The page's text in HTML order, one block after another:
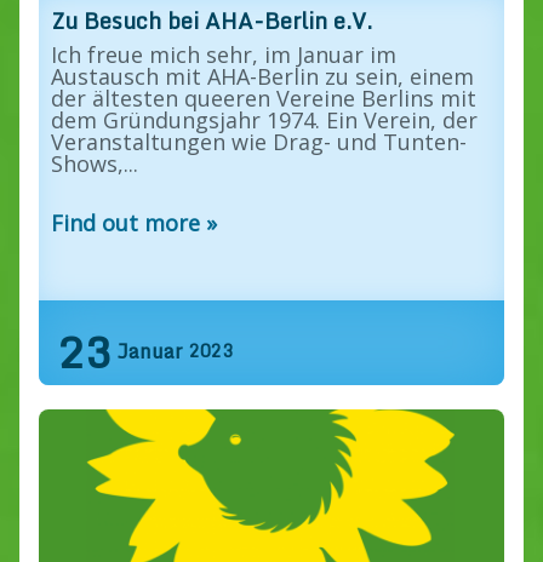
Zu Besuch bei AHA-Berlin e.V.
Ich freue mich sehr, im Januar im
Austausch mit AHA-Berlin zu sein, einem
der ältesten queeren Vereine Berlins mit
dem Gründungsjahr 1974. Ein Verein, der
Veranstaltungen wie Drag- und Tunten-
Shows,...
Find out more »
23 Januar 2023